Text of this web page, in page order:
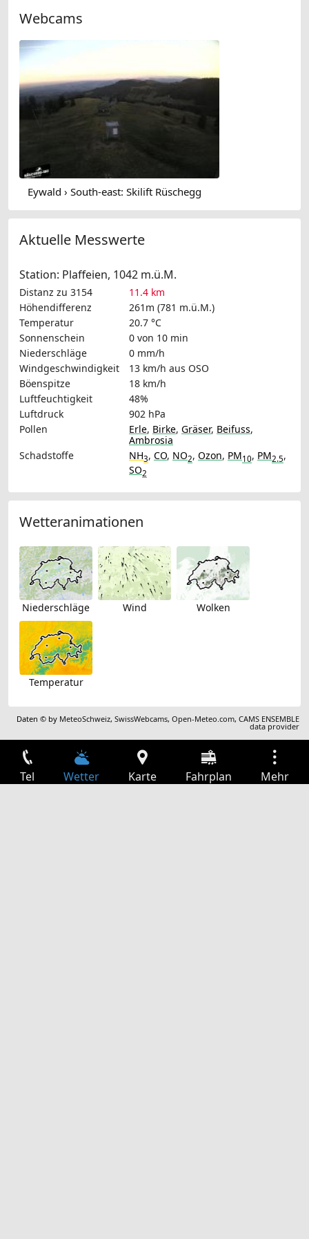
Webcams
Eywald › South-east: Skilift Rüschegg
Aktuelle Messwerte
Station: Plaffeien, 1042 m.ü.M.
Distanz zu 3154
11.4 km
Höhendifferenz
261m (781 m.ü.M.)
Temperatur
20.7 °C
Sonnenschein
0 von 10 min
Niederschläge
0 mm/h
Windgeschwindigkeit
13 km/h aus OSO
Böenspitze
18 km/h
Luftfeuchtigkeit
48%
Luftdruck
902 hPa
Pollen
Erle, Birke, Gräser, Beifuss,
Ambrosia
Schadstoffe
NH3, CO, NO2, Ozon, PM10, PM2.5,
SO2
Wetteranimationen
Niederschläge Wind Wolken
Temperatur
Daten © by MeteoSchweiz,SwissWebcams,Open-Meteo.com,CAMS ENSEMBLE
data provider
Tel Wetter Karte Fahrplan Mehr